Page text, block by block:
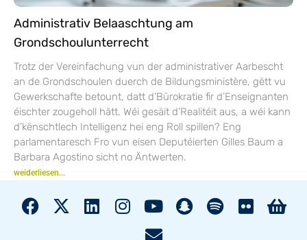
Administrativ Belaaschtung am
Grondschoulunterrecht
Trotz der Vereinfachung vun der administrativer Aarbescht
an de Grondschoulen duerch de Bildungsministère, gëtt vu
Gewerkschafte betount, datt d’Bürokratie fir d’Enseignanten
éischter zougeholl hätt. Wéi gesäit d’Realitéit aus, a wéi kann
d’kënschtlech Intelligenz hei eng Roll spillen? Eng
parlamentaresch Fro vun eisen Deputéierten Gilles Baum a
Barbara Agostino sicht no Äntwerten.
weiderliesen...